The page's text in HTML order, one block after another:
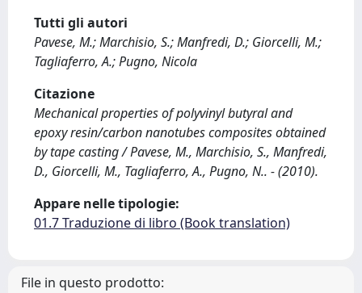
Tutti gli autori
Pavese, M.; Marchisio, S.; Manfredi, D.; Giorcelli, M.;
Tagliaferro, A.; Pugno, Nicola
Citazione
Mechanical properties of polyvinyl butyral and
epoxy resin/carbon nanotubes composites obtained
by tape casting / Pavese, M., Marchisio, S., Manfredi,
D., Giorcelli, M., Tagliaferro, A., Pugno, N.. - (2010).
Appare nelle tipologie:
01.7 Traduzione di libro (Book translation)
File in questo prodotto: